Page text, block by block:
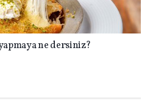
ne dersiniz?